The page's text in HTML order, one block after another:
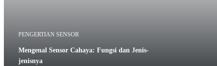
PENGERTIAN SENSOR
Mengenal Sensor Cahaya: Fungsi dan Jenis-
jenisnya